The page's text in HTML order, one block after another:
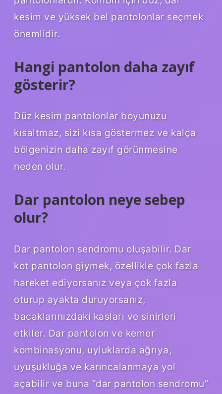
kesim ve yüksek bel pantolonlar seçmek
önemlidir.
Hangi pantolon daha zayıf
gösterir?
Düz kesim pantolonlar boyunuzu
kısaltmaz, sizi kısa göstermez ve kalça
bölgenizin daha zayıf görünmesine
neden olur.
Dar pantolon neye sebep
olur?
Dar pantolon sendromu oluşabilir. Dar
kot pantolon giymek, özellikle çok fazla
hareket ediyorsanız veya çok fazla
oturup ayakta duruyorsanız,
bacaklarınızdaki kasları ve sinirleri
etkiler. Dar pantolon ve kemer
kombinasyonu, uyluklarda ağrıya,
uyuşukluğa ve karıncalanmaya yol
açabilir ve buna “dar pantolon sendromu”